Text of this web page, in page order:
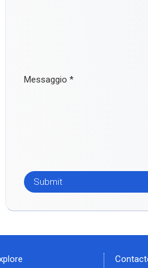
Messaggio *